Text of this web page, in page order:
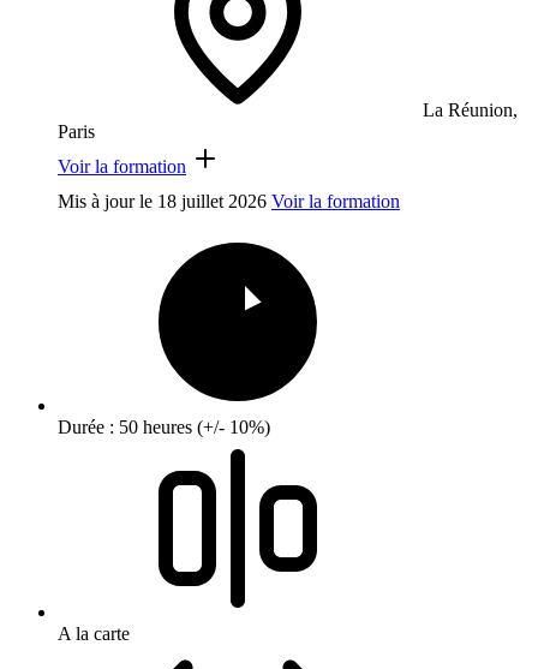
La Réunion,
Paris
Voir la formation
Mis à jour le 18 juillet 2026 Voir la formation
Durée : 50 heures (+/- 10%)
A la carte